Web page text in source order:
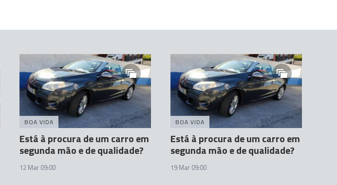
BOA VIDA
Está à procura de um carro em
segunda mão e de qualidade?
12 Mar 09:00
BOA VIDA
Está à procura de um carro em
segunda mão e de qualidade?
19 Mar 09:00